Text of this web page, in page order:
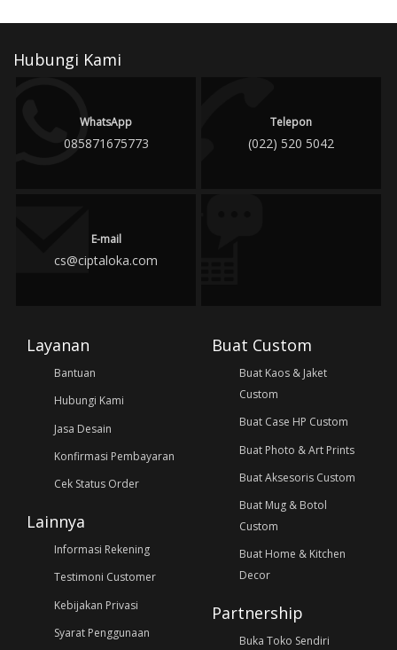
Hubungi Kami
WhatsApp
085871675773
Telepon
(022) 520 5042
E-mail
cs@ciptaloka.com
Layanan
Bantuan
Hubungi Kami
Jasa Desain
Konfirmasi Pembayaran
Cek Status Order
Lainnya
Informasi Rekening
Testimoni Customer
Kebijakan Privasi
Syarat Penggunaan
Buat Custom
Buat Kaos & Jaket
Custom
Buat Case HP Custom
Buat Photo & Art Prints
Buat Aksesoris Custom
Buat Mug & Botol
Custom
Buat Home & Kitchen
Decor
Partnership
Buka Toko Sendiri